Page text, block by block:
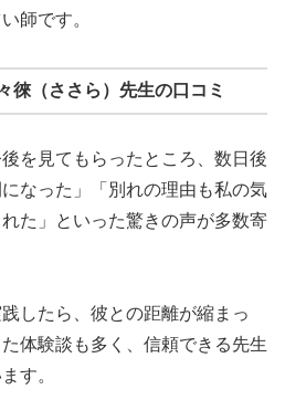
師です。
徠（ささら）先生の口コミ
を見てもらったところ、数日後
なった」「別れの理由も私の気
た」といった驚きの声が多数寄
したら、彼との距離が縮まっ
体験談も多く、信頼できる先生
す。